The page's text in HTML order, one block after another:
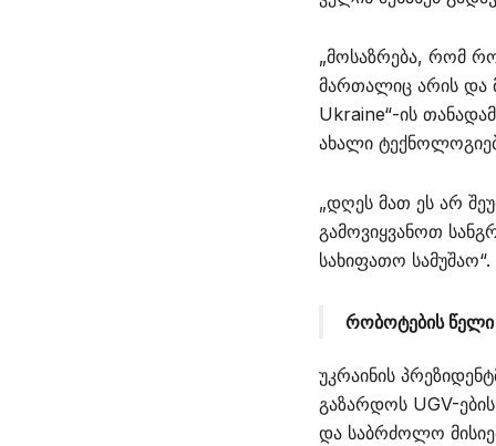
„მოსაზრება, რომ
მართალიც არის და
Ukraine“-ის
ახალი
„დღეს მათ ეს არ
გამოვიყვანოთ
სახიფათო სამუშაო“.
რობოტების წელი
უკრაინის
გაზარდოს UGV-
და საბრძოლო